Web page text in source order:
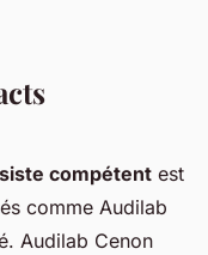
compétent est
comme Audilab
Audilab Cenon